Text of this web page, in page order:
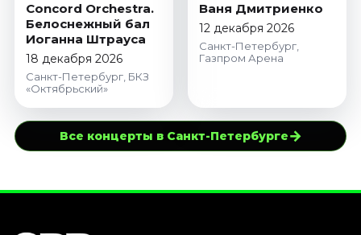
Concord Orchestra.
Белоснежный бал
Иоганна Штрауса
18 декабря 2026
Санкт-Петербург, БКЗ
«Октябрьский»
Ваня Дмитриенко
12 декабря 2026
Санкт-Петербург,
Газпром Арена
Все концерты в Санкт-Петербурге→